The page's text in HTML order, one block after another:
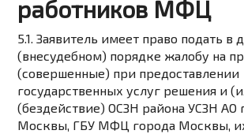
работников МФЦ
5.1. Заявитель имеет право подать в
(внесудебном) порядке жалобу на
(совершенные) при предоставлении
государственных услуг решения и
(бездействие) ОСЗН района УСЗН АО
Москвы, ГБУ МФЦ города Москвы,